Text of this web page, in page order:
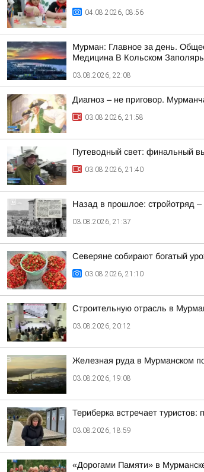
04.08.2026, 08:56
Мурман: Главное за день.
Медицина В Кольском
03.08.2026, 22:08
Диагноз – не приговор.
03.08.2026, 21:58
Путеводный свет: финальный
03.08.2026, 21:40
Назад в прошлое: стройотряд
03.08.2026, 21:37
Северяне собирают богатый
03.08.2026, 21:10
Строительную отрасль в
03.08.2026, 20:12
Железная руда в Мурманском
03.08.2026, 19:08
Териберка встречает
03.08.2026, 18:59
«Дорогами Памяти» в